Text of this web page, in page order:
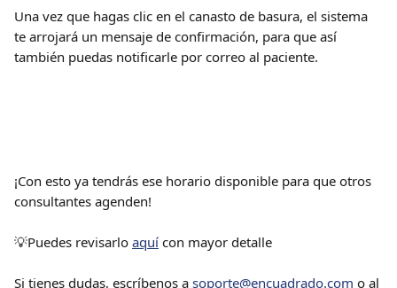
Una vez que hagas clic en el canasto de basura, el sistema
te arrojará un mensaje de confirmación, para que así
también puedas notificarle por correo al paciente.
¡Con esto ya tendrás ese horario disponible para que otros
consultantes agenden!
💡Puedes revisarlo aquí con mayor detalle
Si tienes dudas, escríbenos a soporte@encuadrado.com o al